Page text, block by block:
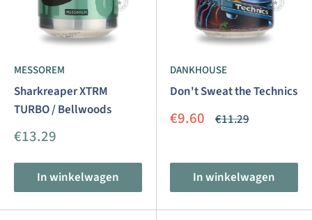
MESSOREM
Sharkreaper XTRM
TURBO / Bellwoods
Aanbiedingsprijs
€13.29
In winkelwagen
DANKHOUSE
Don't Sweat the Technics
Aanbiedingsprijs
€9.60 Normale
€11.29
In winkelwagen